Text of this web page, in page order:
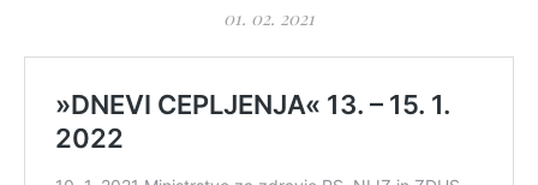
01. 02. 2021